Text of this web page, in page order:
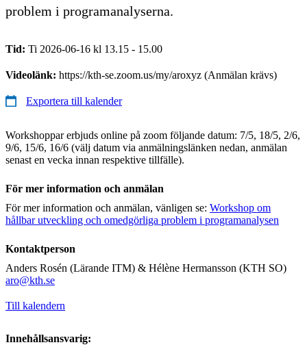
problem i programanalyserna.
Tid: Ti 2026-06-16 kl 13.15 - 15.00
Videolänk: https://kth-se.zoom.us/my/aroxyz (Anmälan krävs)
Exportera till kalender
Workshoppar erbjuds online på zoom följande datum: 7/5, 18/5, 2/6,
9/6, 15/6, 16/6 (välj datum via anmälningslänken nedan, anmälan
senast en vecka innan respektive tillfälle).
För mer information och anmälan
För mer information och anmälan, vänligen se: Workshop om
hållbar utveckling och omedgörliga problem i programanalysen
​​Kontaktperson
Anders Rosén (Lärande ITM) & Hélène Hermansson (KTH SO)
​​​​​​​aro@kth.se
Till kalendern
Innehållsansvarig: